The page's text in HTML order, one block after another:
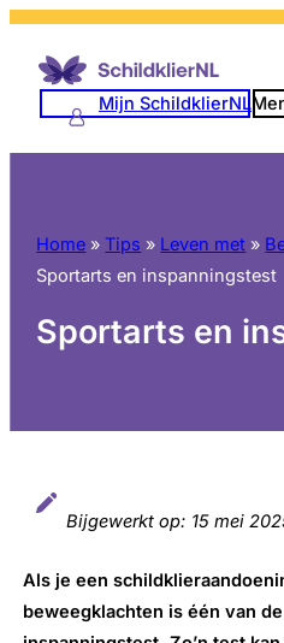
naar
Mijn SchildklierNL
Home » Tips » Leven met »
Sportarts en inspanningstest
Sportarts en
Bijgewerkt op: 15 mei
Als je een
beweegklachten is één van